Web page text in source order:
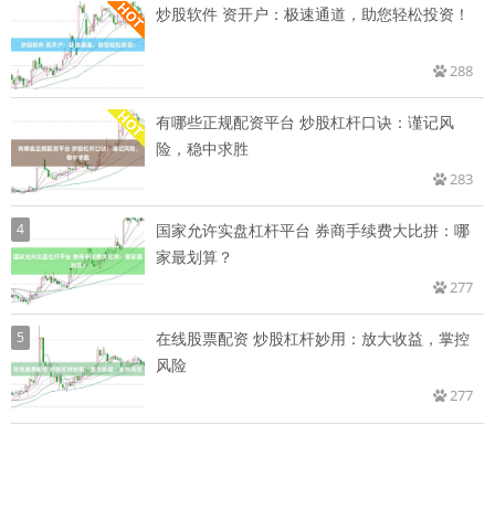
炒股软件 资开户：极速通道，助您轻松投资！
288
有哪些正规配资平台 炒股杠杆口诀：谨记风
险，稳中求胜
283
4
国家允许实盘杠杆平台 券商手续费大比拼：哪
家最划算？
277
5
在线股票配资 炒股杠杆妙用：放大收益，掌控
风险
277